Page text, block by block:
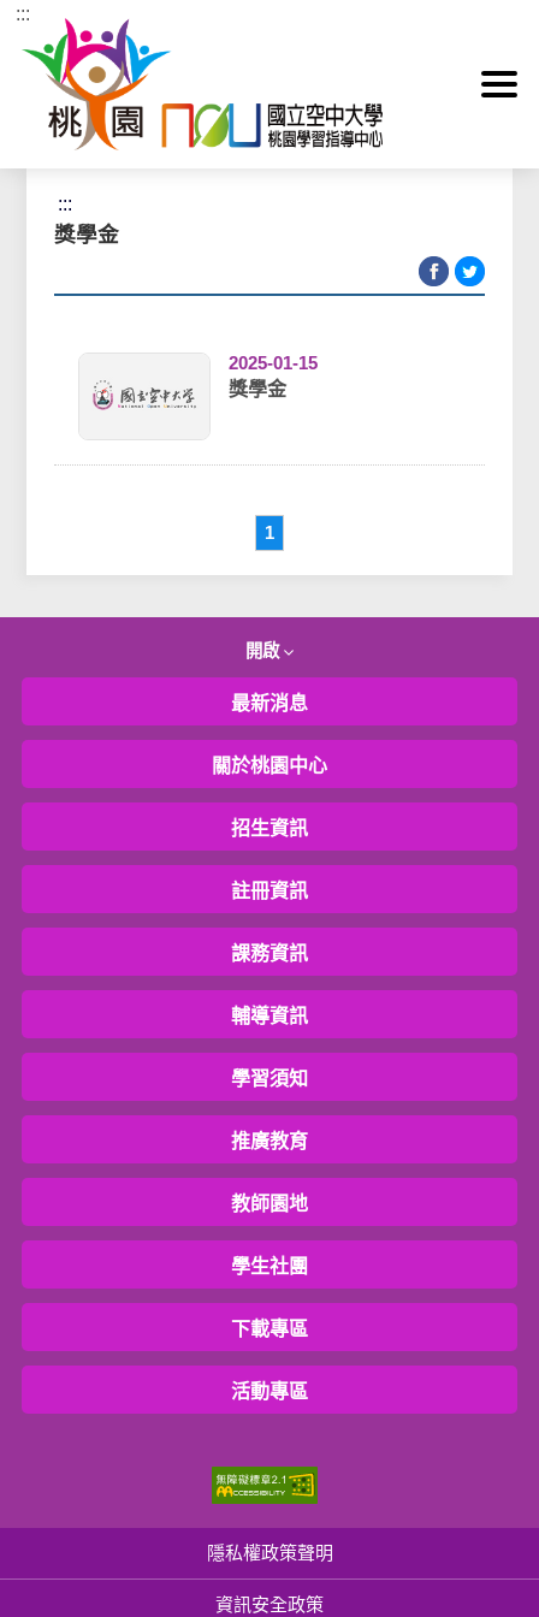
跳到主要內容區塊
:::
首頁 > 輔導資訊 獎學金
:::
獎學金
2025-01-15
獎學金
1
開啟
最新消息
關於桃園中心
招生資訊
註冊資訊
課務資訊
輔導資訊
學習須知
推廣教育
教師園地
學生社團
下載專區
活動專區
隱私權政策聲明
資訊安全政策